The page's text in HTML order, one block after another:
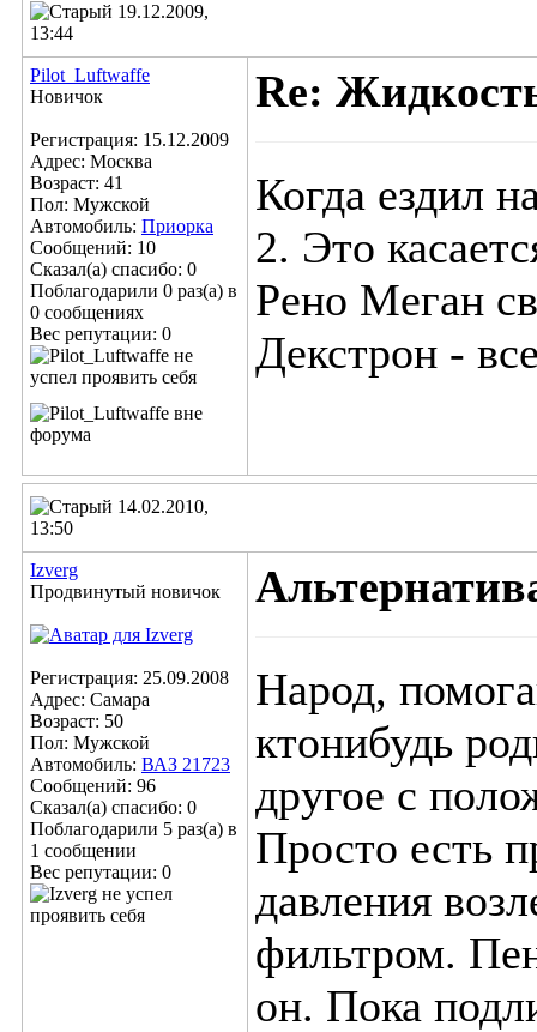
19.12.2009,
13:44
Pilot_Luftwaffe
Новичок
Регистрация: 15.12.2009
Адрес: Москва
Возраст: 41
Пол: Мужской
Автомобиль: Приорка
Сообщений: 10
Сказал(а) спасибо: 0
Поблагодарили 0 раз(а) в
0 сообщениях
Вес репутации: 0
Re:
Когда ездил
2. Это
Рено Меган
Декстрон -
14.02.2010,
13:50
Izverg
Продвинутый новичок
Регистрация: 25.09.2008
Адрес: Самара
Возраст: 50
Пол: Мужской
Автомобиль: ВАЗ 21723
Сообщений: 96
Сказал(а) спасибо: 0
Поблагодарили 5 раз(а) в
1 сообщении
Вес репутации: 0
Народ,
ктонибудь
другое с
Просто есть
давления
фильтром.
он. Пока